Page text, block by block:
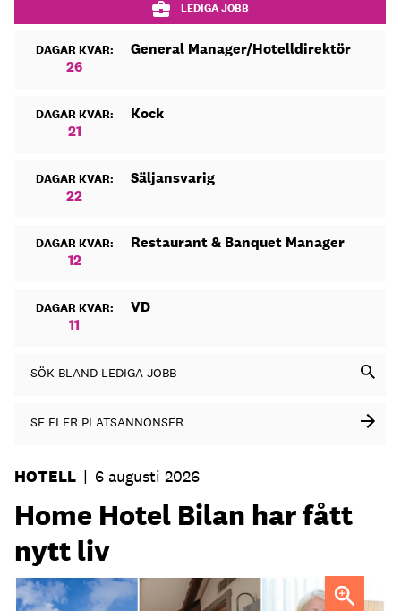
LEDIGA JOBB
DAGAR KVAR:
26
General Manager/Hotelldirektör
DAGAR KVAR:
21
Kock
DAGAR KVAR:
22
Säljansvarig
DAGAR KVAR:
12
Restaurant & Banquet Manager
DAGAR KVAR:
11
VD
SÖK BLAND LEDIGA JOBB
SE FLER PLATSANNONSER
HOTELL | 6 augusti 2026
Home Hotel Bilan har fått
nytt liv
Anna Sundenhammar, General Manager på Home Hotel